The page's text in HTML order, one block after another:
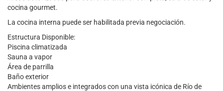
cocina gourmet.
La cocina interna puede ser habilitada previa negociación.
Estructura Disponible:
Piscina climatizada
Sauna a vapor
Área de parrilla
Baño exterior
Ambientes amplios e integrados con una vista icónica de Río de